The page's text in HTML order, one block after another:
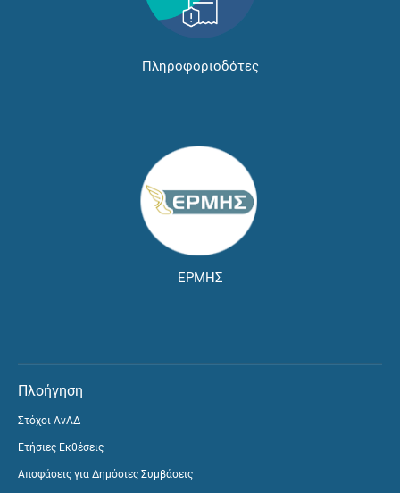
Πληροφοριοδότες
ΕΡΜΗΣ
Πλοήγηση
Στόχοι ΑνΑΔ
Ετήσιες Εκθέσεις
Αποφάσεις για Δημόσιες Συμβάσεις